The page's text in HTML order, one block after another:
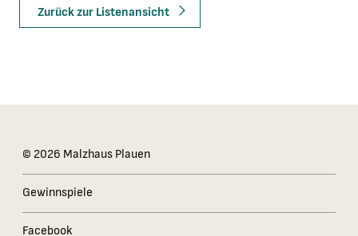
Zurück zur Listenansicht
Das Kleingedruckte
© 2026 Malzhaus Plauen
Gewinnspiele
Facebook